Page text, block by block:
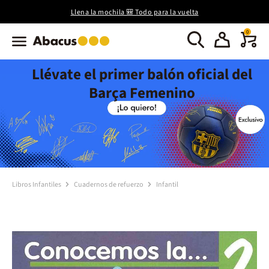
Llena la mochila 🎒 Todo para la vuelta
0
Llévate el primer balón oficial del
Barça Femenino
Libros Infantiles Cuadernos de refuerzo Infantil